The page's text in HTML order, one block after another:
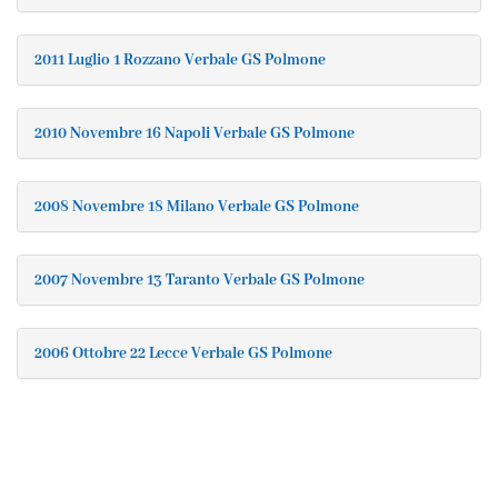
2011 Luglio 1 Rozzano Verbale GS Polmone
2010 Novembre 16 Napoli Verbale GS Polmone
2008 Novembre 18 Milano Verbale GS Polmone
2007 Novembre 13 Taranto Verbale GS Polmone
2006 Ottobre 22 Lecce Verbale GS Polmone